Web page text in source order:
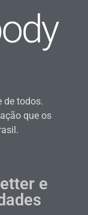
de todos.
que os
e